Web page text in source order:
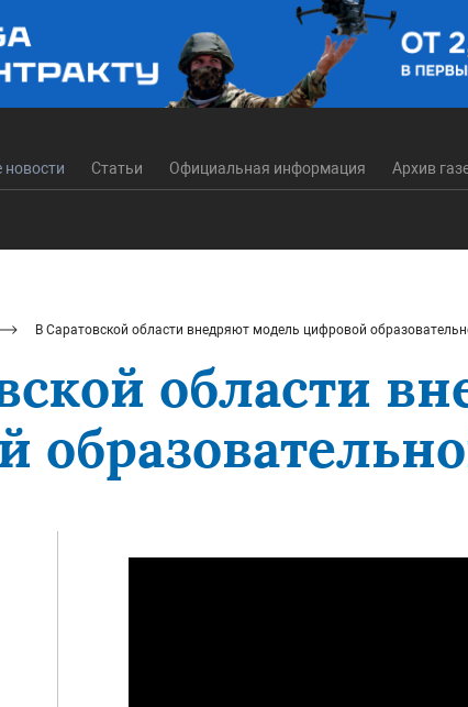
новости Статьи Официальная информация Архив
В Саратовской области внедряют модель цифровой
области